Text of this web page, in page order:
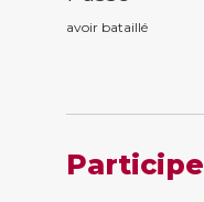
avoir bataillé
Participe